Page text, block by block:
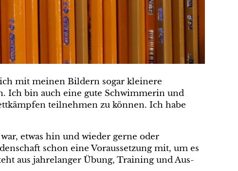
mit meinen Bildern sogar kleinere
Ich bin auch eine gute Schwimmerin und
teilnehmen zu können. Ich habe
etwas hin und wieder gerne oder
schon eine Voraussetzung mit, um es
aus jahrelanger Übung, Training und Aus-